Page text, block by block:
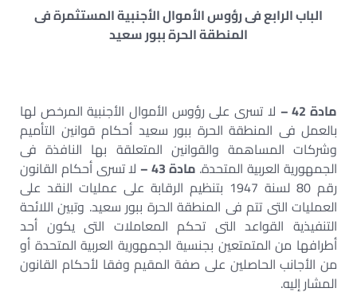
الباب الرابع فى رؤوس الأموال الأجنبية المستثمرة فى
المنطقة الحرة ببور سعيد
مادة 42 –
لا تسرى على رؤوس الأموال الأجنبية المرخص لها
بالعمل فى المنطقة الحرة ببور سعيد أحكام قوانين التأميم
وشركات المساهمة والقوانين المتعلقة بها النافذة فى
الجمهورية العربية المتحدة. مادة 43 –
لا تسرى أحكام القانون
رقم 80 لسنة 1947 بتنظيم الرقابة على عمليات النقد على
العمليات التى تتم فى المنطقة الحرة ببور سعيد. وتبين اللائحة
التنفيذية القواعد التى تحكم المعاملات التى يكون أحد
أطرافها من المتمتعين بجنسية الجمهورية العربية المتحدة أو
من الأجانب الحاصلين على صفة المقيم وفقا لأحكام القانون
المشار إليه.